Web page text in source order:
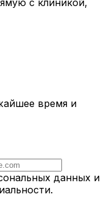
с клиникой,
время и
данных и
.